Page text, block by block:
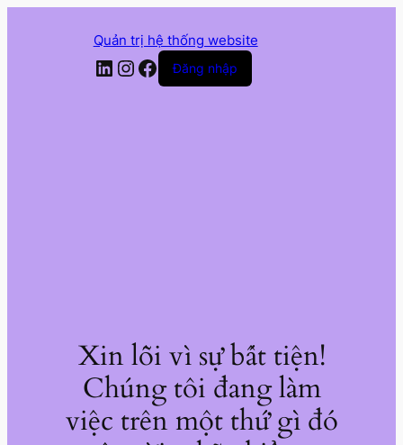
Quản trị hệ thống website
LinkedIn
Instagram
Facebook
Đăng nhập
Xin lỗi vì sự bất tiện!
Chúng tôi đang làm
việc trên một thứ gì đó